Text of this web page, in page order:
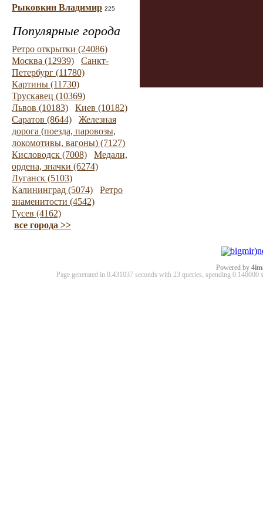
Рыковкин Владимир 225
Популярные города
Ретро открытки (24086)
Москва (12939)
Санкт-
Петербург (11780)
Картины (11730)
Трускавец (10369)
Львов (10183)
Киев (10182)
Саратов (8644)
Железная
дорога (поезда, паровозы,
локомотивы, вагоны) (7127)
Кисловодск (7008)
Медали,
ордена, значки (6274)
Луганск (5103)
Калининград (5074)
Ретро
знаменитости (4542)
Гусев (4162)
все города >>
Powered by
Page generated in 0.431037 seconds with 23 queries, spending